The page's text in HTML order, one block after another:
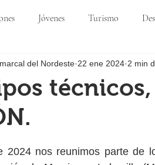
Jóvenes Turismo
técnicos,
del Nordeste 22 ene 2024 2 min